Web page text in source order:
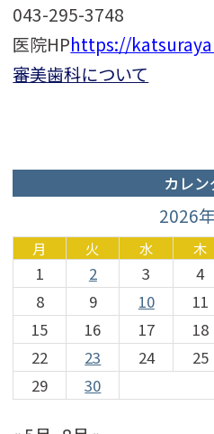
043-295-3748
医院HPhttps://
審美歯科について
カレン
2026
月 火 水 木
1 2 3 4
8
9 10 11
15
16 17 18
22
23 24 25
29
30